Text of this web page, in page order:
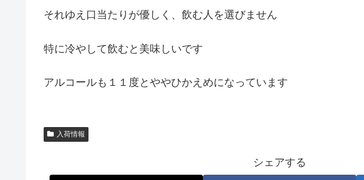
それゆえ口当たりが優しく、飲む人を選びません
特に冷やして飲むと美味しいです
アルコールも１１度とややひかえめになっています
入荷情報
シェアする